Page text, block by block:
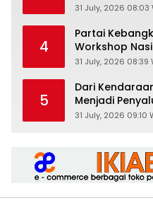
Rp25 Juta
31 July, 2026 08:03
4
Partai
Workshop
Kabupaten/
31 July, 2026 08:39
5
Dari
Menjadi
Gunungkidul
31 July, 2026 09:10